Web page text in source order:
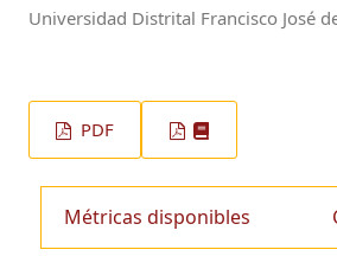
Universidad Distrital Francisco José
PDF
Métricas disponibles